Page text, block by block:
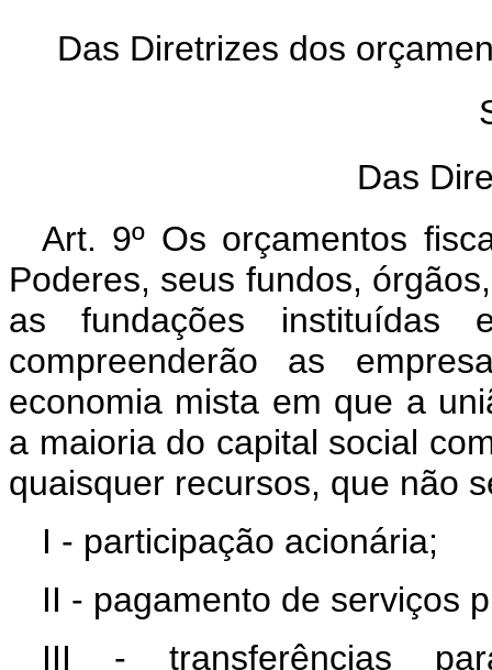
Das Diretrizes dos
Das
Art. 9º Os orçamentos
Poderes, seus fundos,
as fundações instituídas
compreenderão as
economia mista em que a
a maioria do capital social
quaisquer recursos, que não
I - participação acionária;
II - pagamento de serviços
III - transferências